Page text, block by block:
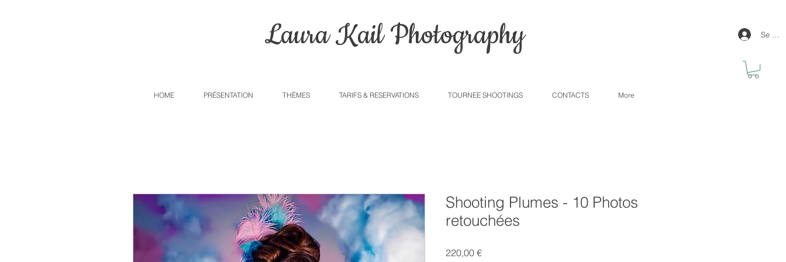
Laura Kail Photography
HOME PRÉSENTATION THÈMES TARIFS & RESERVATIONS TOURNEE SHOOTINGS CONTACTS More
Se
Shooting Plumes - 10 Photos
retouchées
220,00 €Prix